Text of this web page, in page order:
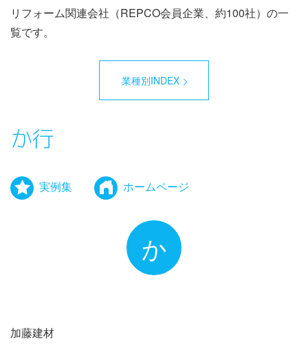
リフォーム関連会社（REPCO会員企業、約100社）の一
覧です。
業種別INDEX
か行
実例集 ホームページ
か
加藤建材